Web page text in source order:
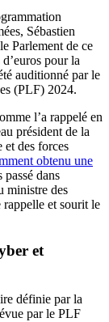
Sébastien
Parlement de ce
pour la
auditionné par le
(PLF) 2024.
l’a rappelé en
président de la
et des forces
obtenu une
passé dans
ministre des
et sourit le
et
définie par la
par le PLF